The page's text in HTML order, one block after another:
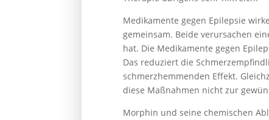
Medikamente gegen Epilepsie
gemeinsam. Beide verursachen
hat. Die Medikamente gegen
Das reduziert die
schmerzhemmenden Effekt.
diese Maßnahmen nicht zur
Morphin und seine chemischen